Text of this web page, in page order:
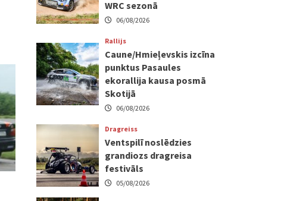
WRC sezonā
06/08/2026
Rallijs
Caune/Hmieļevskis izcīna
punktus Pasaules
ekorallija kausa posmā
Skotijā
06/08/2026
Dragreiss
Ventspilī noslēdzies
grandiozs dragreisa
festivāls
05/08/2026